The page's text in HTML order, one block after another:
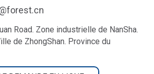
Road. Zone industrielle de NanSha.
de ZhongShan. Province du